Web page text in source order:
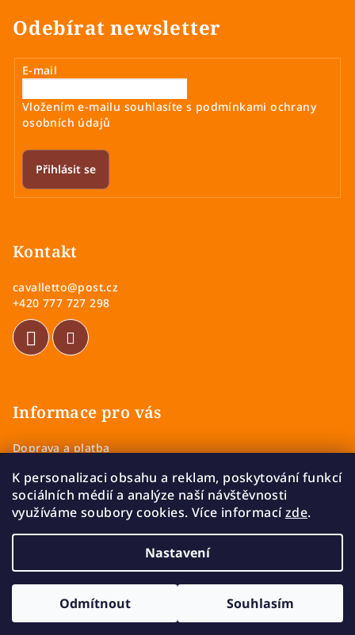
K personalizaci obsahu a reklam, poskytování funkcí
sociálních médií a analýze naší návštěvnosti
využíváme soubory cookies. Více informacízde.
Nastavení
Odmítnout Souhlasím
Odebírat newsletter
E-mail
Vložením e-mailu souhlasíte s podmínkami ochrany
osobních údajů
Přihlásit se
Kontakt
cavalletto@post.cz
+420 777 727 298
Informace pro vás
Doprava a platba
Zásady ochrany osobních údajů
Vrácení a výměna zboží
Upravit nastavení cookies
Vytvořil Shoptet